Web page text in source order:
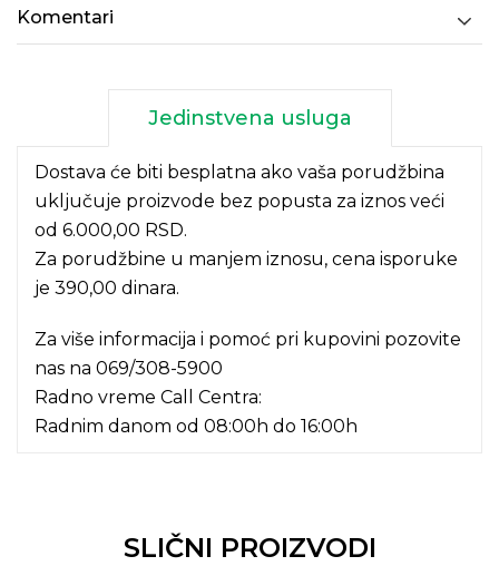
Komentari
Jedinstvena usluga
Dostava će biti besplatna ako vaša porudžbina
uključuje proizvode bez popusta za iznos veći
od 6.000,00 RSD.
Za porudžbine u manjem iznosu, cena isporuke
je 390,00 dinara.
Za više informacija i pomoć pri kupovini pozovite
nas na 069/308-5900
Radno vreme Call Centra:
Radnim danom od 08:00h do 16:00h
SLIČNI PROIZVODI